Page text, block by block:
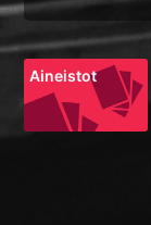
Aineistot